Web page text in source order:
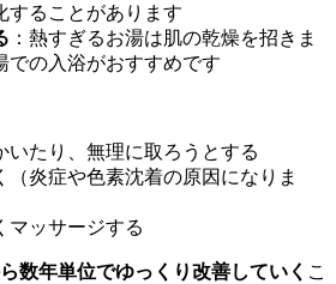
することがあります
：熱すぎるお湯は肌の乾燥を招きま
での入浴がおすすめです
いたり、無理に取ろうとする
（炎症や色素沈着の原因になりま
マッサージする
数年単位でゆっくり改善していく こ